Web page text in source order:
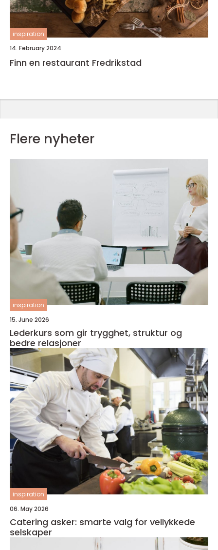
inspiration
14. February 2024
Finn en restaurant Fredrikstad
Flere nyheter
inspiration
15. June 2026
Lederkurs som gir trygghet, struktur og
bedre relasjoner
inspiration
06. May 2026
Catering asker: smarte valg for vellykkede
selskaper